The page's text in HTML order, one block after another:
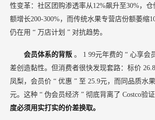
性变革：社区团购渗透率从12%飙升至30%，
额增长200-300%，而传统水果专营店份额萎缩
仍在用 “ 万店计划 ” 对抗趋势。
会员体系的背叛 。 1 99元年费的 “ 心享会
差创造黏性。但消费者很快发现套路：标价
凤梨，会员价 “ 优惠 ” 至 25.9元，而同品质水
元。这种 “ 伪会员经济 ” 彻底背离了 Costco验
度必须用实打实的价差换取。